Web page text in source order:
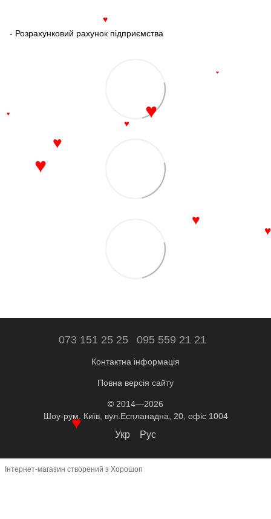
- Розрахунковий рахунок підприємства
073 151 25 25 095 559 21 21
Контактна інформація
Повна версія сайту
© 2014—2026
Шоу-рум. Київ, вул.Еспланадна, 20, офіс 1004
Укр Рус
Інтернет-магазин створений з Хорошоп
♥
♥
♥
♥
♥
♥
♥
♥
♥
♥